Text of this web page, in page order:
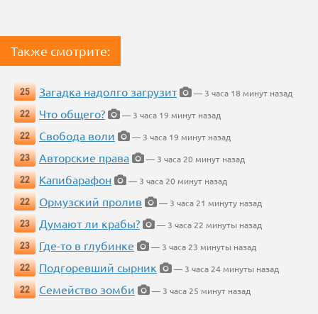
Также смотрите:
25 Загадка надолго загрузит
— 3 часа 18 минут назад
22
Что общего?
— 3 часа 19 минут назад
22
Свобода воли
— 3 часа 19 минут назад
23
Авторские права
— 3 часа 20 минут назад
22
Капибарафон
— 3 часа 20 минут назад
22
Ормузский пролив
— 3 часа 21 минуту назад
23
Думают ли крабы?
— 3 часа 22 минуты назад
23
Где-то в глубинке
— 3 часа 23 минуты назад
22
Подгоревший сырник
— 3 часа 24 минуты назад
22
Семейство зомби — 3 часа 25 минут назад